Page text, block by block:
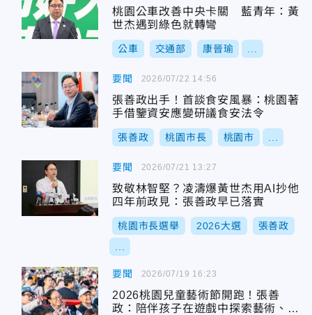
桃園公車改善中央卡關 藍青年：黃
世杰遇到綠色就轉彎
公車 交通部 康晉瑜
要聞
張善政出手！首談食安風暴：桃園著
手借鑒資安應變研議食安法令
張善政 桃園市長 桃園市
2026/07/22 14:56
要聞
致敬林智堅？凌濤爆黃世杰用AI抄他
四年前政見：張善政早已落實
桃園市長選舉 2026大選 張善政
2026/07/21 13:27
要聞
2026桃園兒童藝術節開跑！張善
政：陪伴孩子在遊戲中探索藝術、發
2026/07/19 16:23